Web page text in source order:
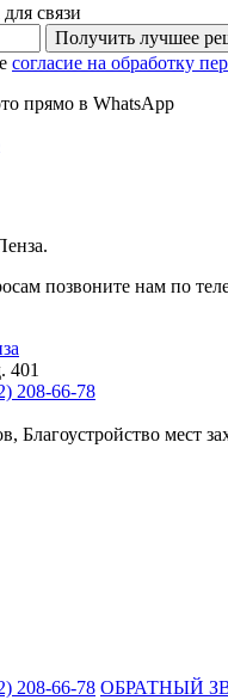
связи
Получить лучшее
согласие на обработку
прямо в WhatsApp
позвоните нам по
401
208-66-78
Благоустройство мест
208-66-78 ОБРАТНЫЙ